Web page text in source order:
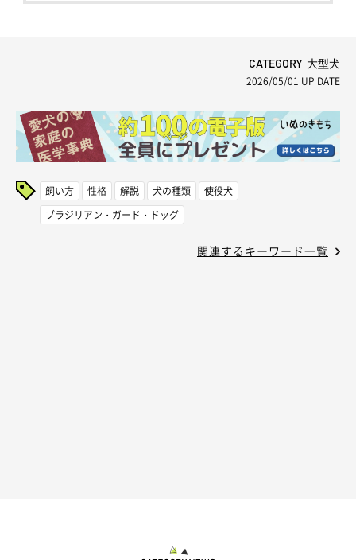
CATEGORY 大型犬
2026/05/01 UP DATE
飼い方 性格 解説 犬の種類
使役犬
ブラジリアン・ガード・ドッグ
関連するキーワード一覧